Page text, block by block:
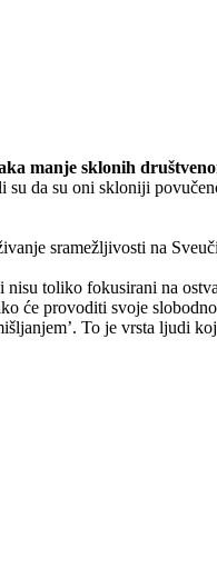
manje sklonih
da su oni skloniji
sramežljivosti na
toliko fokusirani na
će provoditi svoje
To je vrsta ljudi